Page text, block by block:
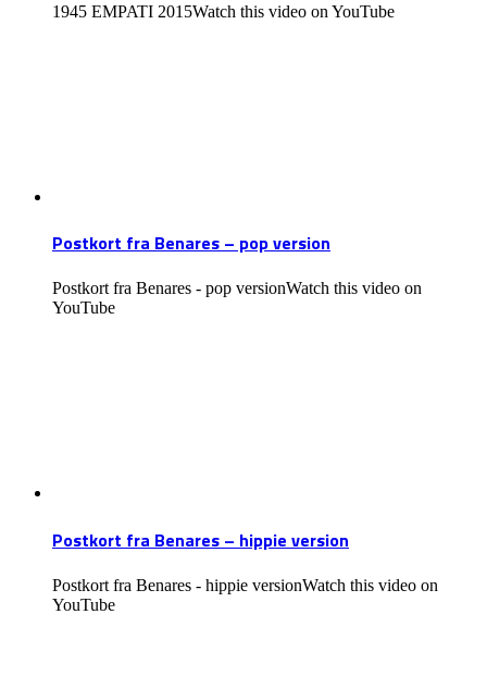
1945 EMPATI 2015Watch this video on YouTube
Postkort fra Benares – pop version
Postkort fra Benares - pop versionWatch this video on
YouTube
Postkort fra Benares – hippie version
Postkort fra Benares - hippie versionWatch this video on
YouTube